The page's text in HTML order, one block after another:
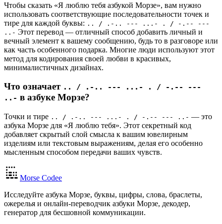
Чтобы сказать «Я люблю тебя азбукой Морзе», вам нужно
использовать соответствующие последовательности точек и
тире для каждой буквы: .. / .-.. --- ...- . / -.-- ---
..- Этот перевод — отличный способ добавить личный и
вечный элемент к вашему сообщению, будь то в разговоре или
как часть особенного подарка. Многие люди используют этот
метод для кодирования своей любви в красивых,
минималистичных дизайнах.
Что означает .. / .-.. --- ...- . / -.-- ---
..- в азбуке Морзе?
Точки и тире .. / .-.. --- ...- . / -.-- --- ..- — это
азбука Морзе для «Я люблю тебя». Этот секретный код
добавляет скрытый слой смысла к вашим ювелирным
изделиям или текстовым выражениям, делая его особенно
мысленным способом передачи ваших чувств.
Morse Codee
Исследуйте азбука Морзе, буквы, цифры, слова, браслеты,
ожерелья и онлайн-переводчик азбуки Морзе, декодер,
генератор для бесшовной коммуникации.